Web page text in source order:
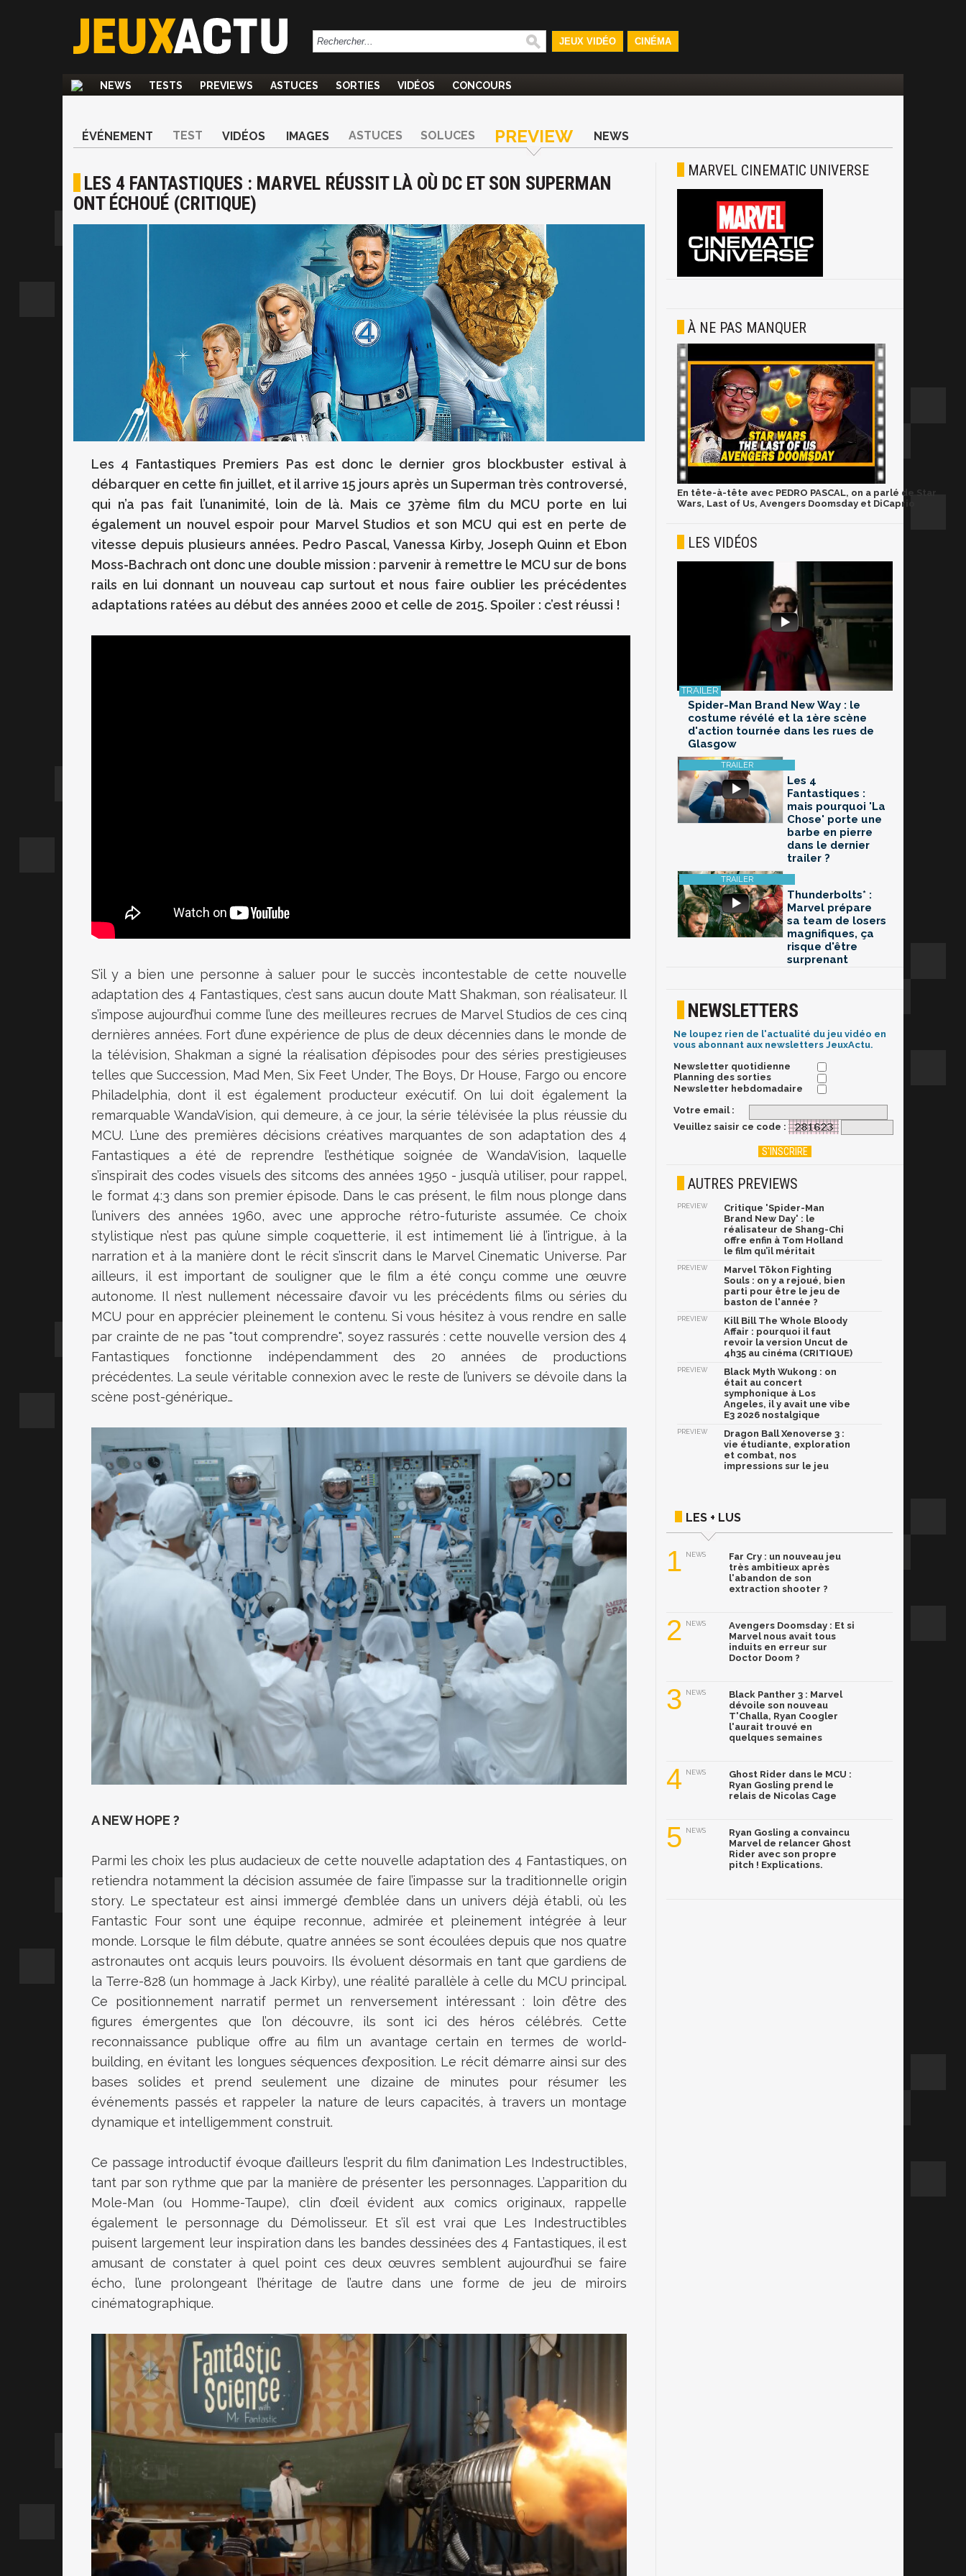
JEUX VIDÉO CINÉMA
NEWS TESTS PREVIEWS ASTUCES SORTIES VIDÉOS CONCOURS
ÉVÉNEMENT TEST VIDÉOS IMAGES ASTUCES SOLUCES PREVIEW NEWS
LES 4 FANTASTIQUES : MARVEL RÉUSSIT LÀ OÙ DC ET SON SUPERMAN
ONT ÉCHOUÉ (CRITIQUE)
Les 4 Fantastiques Premiers Pas est donc le dernier gros blockbuster estival à
débarquer en cette fin juillet, et il arrive 15 jours après un Superman très controversé,
qui n’a pas fait l’unanimité, loin de là. Mais ce 37ème film du MCU porte en lui
également un nouvel espoir pour Marvel Studios et son MCU qui est en perte de
vitesse depuis plusieurs années. Pedro Pascal, Vanessa Kirby, Joseph Quinn et Ebon
Moss-Bachrach ont donc une double mission : parvenir à remettre le MCU sur de bons
rails en lui donnant un nouveau cap surtout et nous faire oublier les précédentes
adaptations ratées au début des années 2000 et celle de 2015. Spoiler : c’est réussi !
S’il y a bien une personne à saluer pour le succès incontestable de cette nouvelle
adaptation des 4 Fantastiques, c’est sans aucun doute Matt Shakman, son réalisateur. Il
s’impose aujourd’hui comme l’une des meilleures recrues de Marvel Studios de ces cinq
dernières années. Fort d’une expérience de plus de deux décennies dans le monde de
la télévision, Shakman a signé la réalisation d’épisodes pour des séries prestigieuses
telles que Succession, Mad Men, Six Feet Under, The Boys, Dr House, Fargo ou encore
Philadelphia, dont il est également producteur exécutif. On lui doit également la
remarquable WandaVision, qui demeure, à ce jour, la série télévisée la plus réussie du
MCU. L’une des premières décisions créatives marquantes de son adaptation des 4
Fantastiques a été de reprendre l’esthétique soignée de WandaVision, laquelle
s’inspirait des codes visuels des sitcoms des années 1950 - jusqu’à utiliser, pour rappel,
le format 4:3 dans son premier épisode. Dans le cas présent, le film nous plonge dans
l’univers des années 1960, avec une approche rétro-futuriste assumée. Ce choix
stylistique n’est pas qu’une simple coquetterie, il est intimement lié à l’intrigue, à la
narration et à la manière dont le récit s’inscrit dans le Marvel Cinematic Universe. Par
ailleurs, il est important de souligner que le film a été conçu comme une œuvre
autonome. Il n’est nullement nécessaire d’avoir vu les précédents films ou séries du
MCU pour en apprécier pleinement le contenu. Si vous hésitez à vous rendre en salle
par crainte de ne pas "tout comprendre", soyez rassurés : cette nouvelle version des 4
Fantastiques fonctionne indépendamment des 20 années de productions
précédentes. La seule véritable connexion avec le reste de l’univers se dévoile dans la
scène post-générique…
A NEW HOPE ?
Parmi les choix les plus audacieux de cette nouvelle adaptation des 4 Fantastiques, on
retiendra notamment la décision assumée de faire l’impasse sur la traditionnelle origin
story. Le spectateur est ainsi immergé d’emblée dans un univers déjà établi, où les
Fantastic Four sont une équipe reconnue, admirée et pleinement intégrée à leur
monde. Lorsque le film débute, quatre années se sont écoulées depuis que nos quatre
astronautes ont acquis leurs pouvoirs. Ils évoluent désormais en tant que gardiens de
la Terre-828 (un hommage à Jack Kirby), une réalité parallèle à celle du MCU principal.
Ce positionnement narratif permet un renversement intéressant : loin d’être des
figures émergentes que l’on découvre, ils sont ici des héros célébrés. Cette
reconnaissance publique offre au film un avantage certain en termes de world-
building, en évitant les longues séquences d’exposition. Le récit démarre ainsi sur des
bases solides et prend seulement une dizaine de minutes pour résumer les
événements passés et rappeler la nature de leurs capacités, à travers un montage
dynamique et intelligemment construit.
Ce passage introductif évoque d’ailleurs l’esprit du film d’animation Les Indestructibles,
tant par son rythme que par la manière de présenter les personnages. L’apparition du
Mole-Man (ou Homme-Taupe), clin d’œil évident aux comics originaux, rappelle
également le personnage du Démolisseur. Et s’il est vrai que Les Indestructibles
puisent largement leur inspiration dans les bandes dessinées des 4 Fantastiques, il est
amusant de constater à quel point ces deux œuvres semblent aujourd’hui se faire
écho, l’une prolongeant l’héritage de l’autre dans une forme de jeu de miroirs
cinématographique.
MARVEL CINEMATIC UNIVERSE
À NE PAS MANQUER
En tête-à-tête avec PEDRO PASCAL, on a parlé de Star
Wars, Last of Us, Avengers Doomsday et DiCaprio
LES VIDÉOS
Spider-Man Brand New Way : le
costume révélé et la 1ère scène
d'action tournée dans les rues de
Glasgow
Les 4
Fantastiques :
mais pourquoi 'La
Chose' porte une
barbe en pierre
dans le dernier
trailer ?
Thunderbolts* :
Marvel prépare
sa team de losers
magnifiques, ça
risque d'être
surprenant
NEWSLETTERS
Ne loupez rien de l'actualité du jeu vidéo en
vous abonnant aux newsletters JeuxActu.
Newsletter quotidienne
Planning des sorties
Newsletter hebdomadaire
Votre email :
Veuillez saisir ce code :
AUTRES PREVIEWS
PREVIEW
Critique 'Spider-Man
Brand New Day' : le
réalisateur de Shang-Chi
offre enfin à Tom Holland
le film qu’il méritait
PREVIEW
Marvel Tōkon Fighting
Souls : on y a rejoué, bien
parti pour être le jeu de
baston de l'année ?
PREVIEW
Kill Bill The Whole Bloody
Affair : pourquoi il faut
revoir la version Uncut de
4h35 au cinéma (CRITIQUE)
PREVIEW
Black Myth Wukong : on
était au concert
symphonique à Los
Angeles, il y avait une vibe
E3 2026 nostalgique
PREVIEW
Dragon Ball Xenoverse 3 :
vie étudiante, exploration
et combat, nos
impressions sur le jeu
LES + LUS
1 NEWS
Far Cry : un nouveau jeu
très ambitieux après
l'abandon de son
extraction shooter ?
2 NEWS
Avengers Doomsday : Et si
Marvel nous avait tous
induits en erreur sur
Doctor Doom ?
3 NEWS
Black Panther 3 : Marvel
dévoile son nouveau
T'Challa, Ryan Coogler
l'aurait trouvé en
quelques semaines
4 NEWS
Ghost Rider dans le MCU :
Ryan Gosling prend le
relais de Nicolas Cage
5 NEWS
Ryan Gosling a convaincu
Marvel de relancer Ghost
Rider avec son propre
pitch ! Explications.